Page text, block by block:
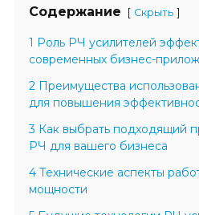
Содержание [ Скрыть ]
1 Роль РЧ усилителей
современных бизнес-
2 Преимущества
для повышения
3 Как выбрать подходящий
РЧ для вашего бизнеса
4 Технические аспекты
мощности